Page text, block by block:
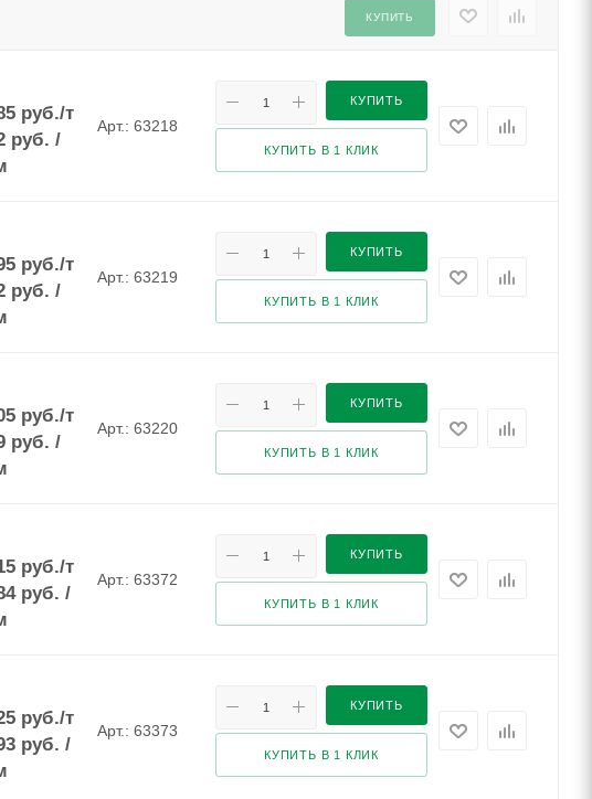
КУПИТЬ
руб./т
руб. /
Арт.: 63218
КУПИТЬ
КУПИТЬ В 1 КЛИК
руб./т
руб. /
Арт.: 63219
КУПИТЬ
КУПИТЬ В 1 КЛИК
руб./т
руб. /
Арт.: 63220
КУПИТЬ
КУПИТЬ В 1 КЛИК
руб./т
руб. /
Арт.: 63372
КУПИТЬ
КУПИТЬ В 1 КЛИК
руб./т
руб. /
Арт.: 63373
КУПИТЬ
КУПИТЬ В 1 КЛИК